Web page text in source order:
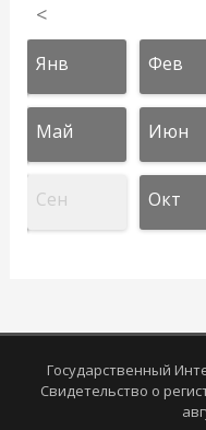
<
Янв Фев
Май Июн
Сен Окт
Государственный
Свидетельство о